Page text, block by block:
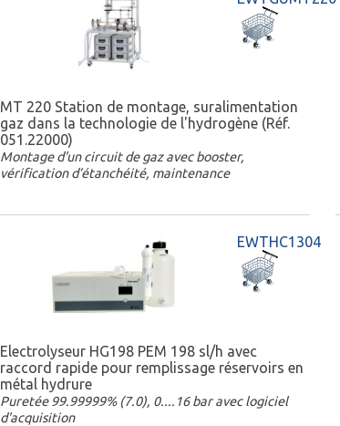
MT 220 Station de montage, suralimentation
gaz dans la technologie de l'hydrogène (Réf.
051.22000)
Montage d'un circuit de gaz avec booster,
vérification d’étanchéité, maintenance
EWTHC1304
Electrolyseur HG198 PEM 198 sl/h avec
raccord rapide pour remplissage réservoirs en
métal hydrure
Puretée 99.99999% (7.0), 0....16 bar avec logiciel
d'acquisition